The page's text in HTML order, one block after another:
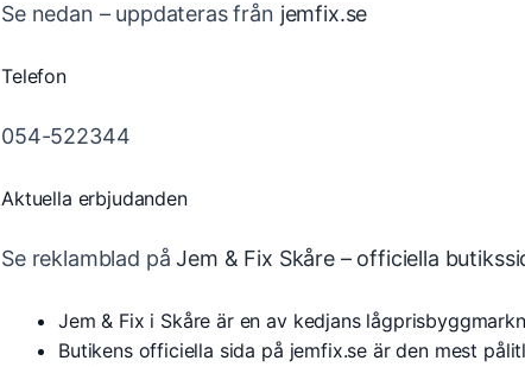
Se nedan – uppdateras från jemfix.se
Telefon
054-522344
Aktuella erbjudanden
Se reklamblad påJem & Fix Skåre – officiella
Jem & Fix i Skåre är en av kedjans
Butikens officiella sida på jemfix.se är den mest